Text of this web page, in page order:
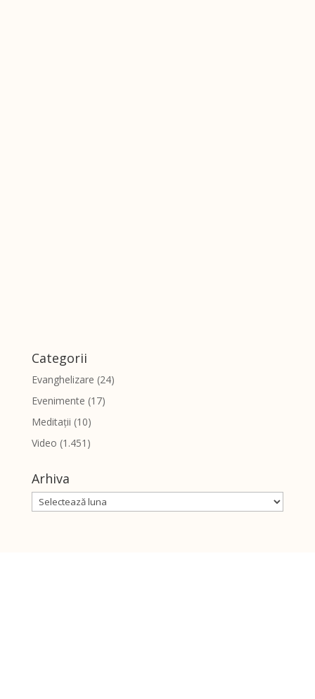
Categorii
Evanghelizare (24)
Evenimente (17)
Meditații (10)
Video (1.451)
Arhiva
Arhiva